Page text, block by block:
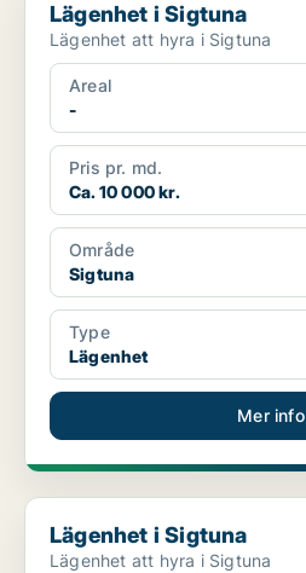
Lägenhet i Sigtuna
Lägenhet att hyra i Sigtuna
Areal
-
Pris pr. md.
Ca. 10 000 kr.
Område
Sigtuna
Type
Lägenhet
Mer info
Lägenhet i Sigtuna
Lägenhet i Sigtuna
Lägenhet att hyra i Sigtuna